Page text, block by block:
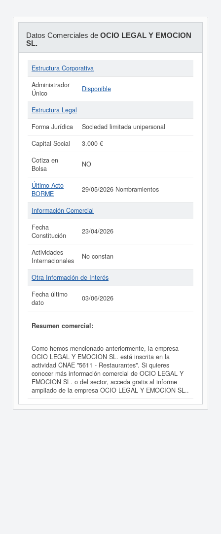
Datos Comerciales de OCIO LEGAL Y EMOCION
SL.
Estructura Corporativa
Administrador
Único
Disponible
Estructura Legal
Forma Jurídica
Sociedad limitada unipersonal
Capital Social
3.000 €
Cotiza en
Bolsa
NO
Último Acto
BORME
29/05/2026 Nombramientos
Información Comercial
Fecha
Constitución
23/04/2026
Actividades
Internacionales
No constan
Otra Información de Interés
Fecha último
dato
03/06/2026
Resumen comercial:
Como hemos mencionado anteriormente, la empresa
OCIO LEGAL Y EMOCION SL. está inscrita en la
actividad CNAE "5611 - Restaurantes". Si quieres
conocer más información comercial de OCIO LEGAL Y
EMOCION SL. o del sector, acceda gratis al informe
ampliado de la empresa OCIO LEGAL Y EMOCION SL..